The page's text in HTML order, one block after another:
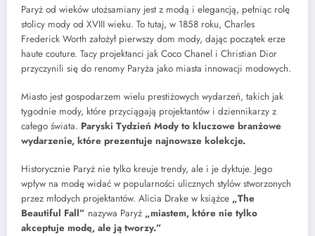
Paryż od wieków utożsamiany jest z modą i elegancją, pełniąc rolę
stolicy mody od XVIII wieku. To tutaj, w 1858 roku, Charles
Frederick Worth założył pierwszy dom mody, dając początek erze
haute couture. Tacy projektanci jak Coco Chanel i Christian Dior
przyczynili się do renomy Paryża jako miasta innowacji modowych.
Miasto jest gospodarzem wielu prestiżowych wydarzeń, takich jak
tygodnie mody, które przyciągają projektantów i dziennikarzy z
całego świata. Paryski Tydzień Mody to kluczowe branżowe
wydarzenie, które prezentuje najnowsze kolekcje.
Historycznie Paryż nie tylko kreuje trendy, ale i je dyktuje. Jego
wpływ na modę widać w popularności ulicznych stylów stworzonych
przez młodych projektantów. Alicia Drake w książce „The
Beautiful Fall” nazywa Paryż „miastem, które nie tylko
akceptuje modę, ale ją tworzy.”